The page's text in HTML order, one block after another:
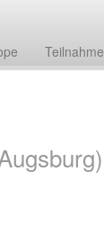
Teilnahme